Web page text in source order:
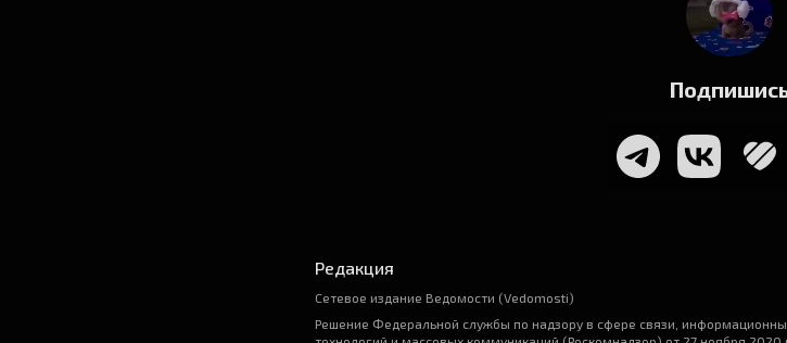
Редакция
Сетевое издание Ведомости (Vedomosti)
Решение Федеральной службы по надзору в сфере связи,